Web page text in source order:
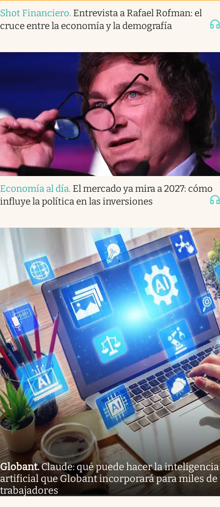
Shot Financiero. Entrevista a Rafael Rofman: el
cruce entre la economía y la demografía
Economía al día. El mercado ya mira a 2027: cómo
influye la política en las inversiones
Globant.Claude: qué puede hacer la inteligencia
artificial que Globant incorporará para miles de
trabajadores